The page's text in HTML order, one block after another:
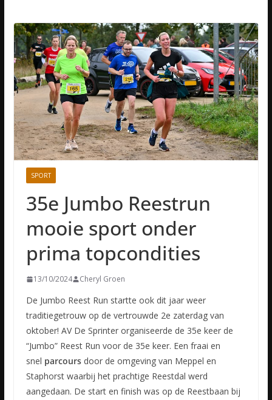
SPORT
35e Jumbo Reestrun
mooie sport onder
prima topcondities
13/10/2024 Cheryl Groen
De Jumbo Reest Run startte ook dit jaar weer
traditiegetrouw op de vertrouwde 2e zaterdag van
oktober! AV De Sprinter organiseerde de 35e keer de
“Jumbo” Reest Run voor de 35e keer. Een fraai en
snel parcoursdoor de omgeving van Meppel en
Staphorst waarbij het prachtige Reestdal werd
aangedaan. De start en finish was op de Reestbaan bij